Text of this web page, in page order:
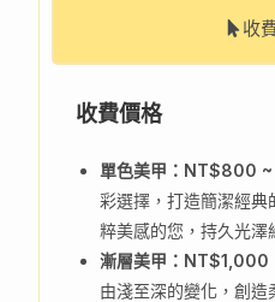
收
收費價格
單色美甲：NT$800
彩選擇，打造簡潔經
粹美感的您，持久光澤
漸層美甲：
由淺至深的變化，創